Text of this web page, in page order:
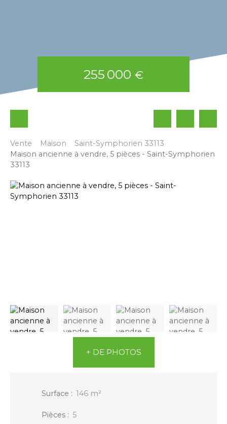
255 000 €
Vente Maison
Saint-Symphorien 33113
Maison ancienne à vendre, 5 pièces - Saint-Symphorien
33113
+ DE PHOTOS
Surface : 146 m²
Pièces : 5